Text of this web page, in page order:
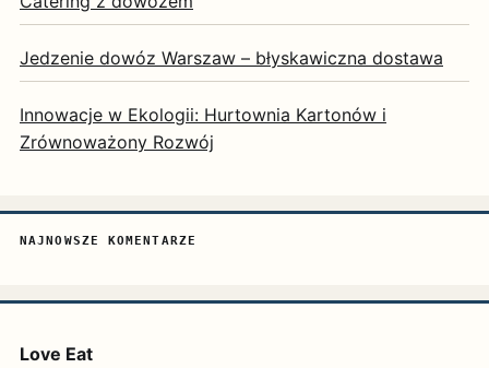
Jedzenie dowóz Warszaw – błyskawiczna dostawa
Innowacje w Ekologii: Hurtownia Kartonów i
Zrównoważony Rozwój
NAJNOWSZE KOMENTARZE
Love Eat